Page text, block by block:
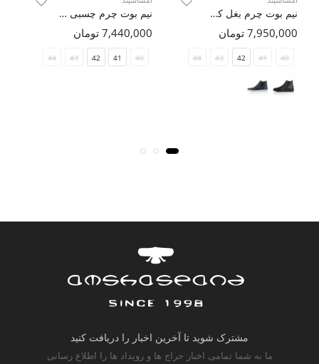
نیم بوت چرم بغل کش Martiya
7,950,000 تومان
40
41
42
43
44
نیم بوت چرم چسبی Karen
7,440,000 تومان
40
41
42
43
44
مشترک شوید تا آخرین اخبار را دریافت کنید
ما به شما تمامی اخبار حراج ها و رویداد ها را اطلاع رسانی